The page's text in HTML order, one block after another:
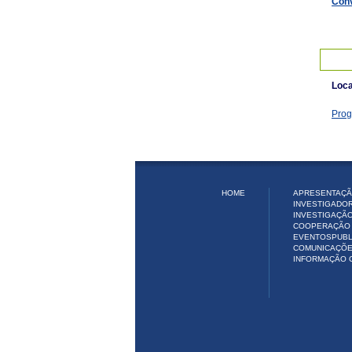
HOME
EVENTOS
INFORMAÇÃO